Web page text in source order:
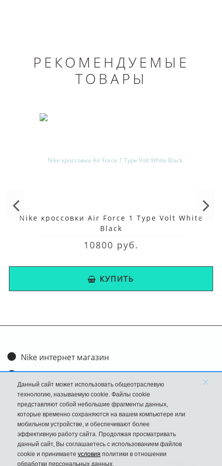
РЕКОМЕНДУЕМЫЕ
ТОВАРЫ
Nike кроссовки Air Force 1 Type Volt White
Black
10800 руб.
КУПИТЬ
Nike интернет магазин
Доставка и оплата
Обмен и возврат
Размеры
FAQ
Новости
Данный сайт может использовать общеотраслевую
технологию, называемую cookie. Файлы cookie
представляют собой небольшие фрагменты данных,
которые временно сохраняются на вашем компьютере или
мобильном устройстве, и обеспечивают более
эффективную работу сайта. Продолжая просматривать
данный сайт, Вы соглашаетесь с использованием файлов
cookie и принимаете условия политики в отношении
обработки персональных данных.
×